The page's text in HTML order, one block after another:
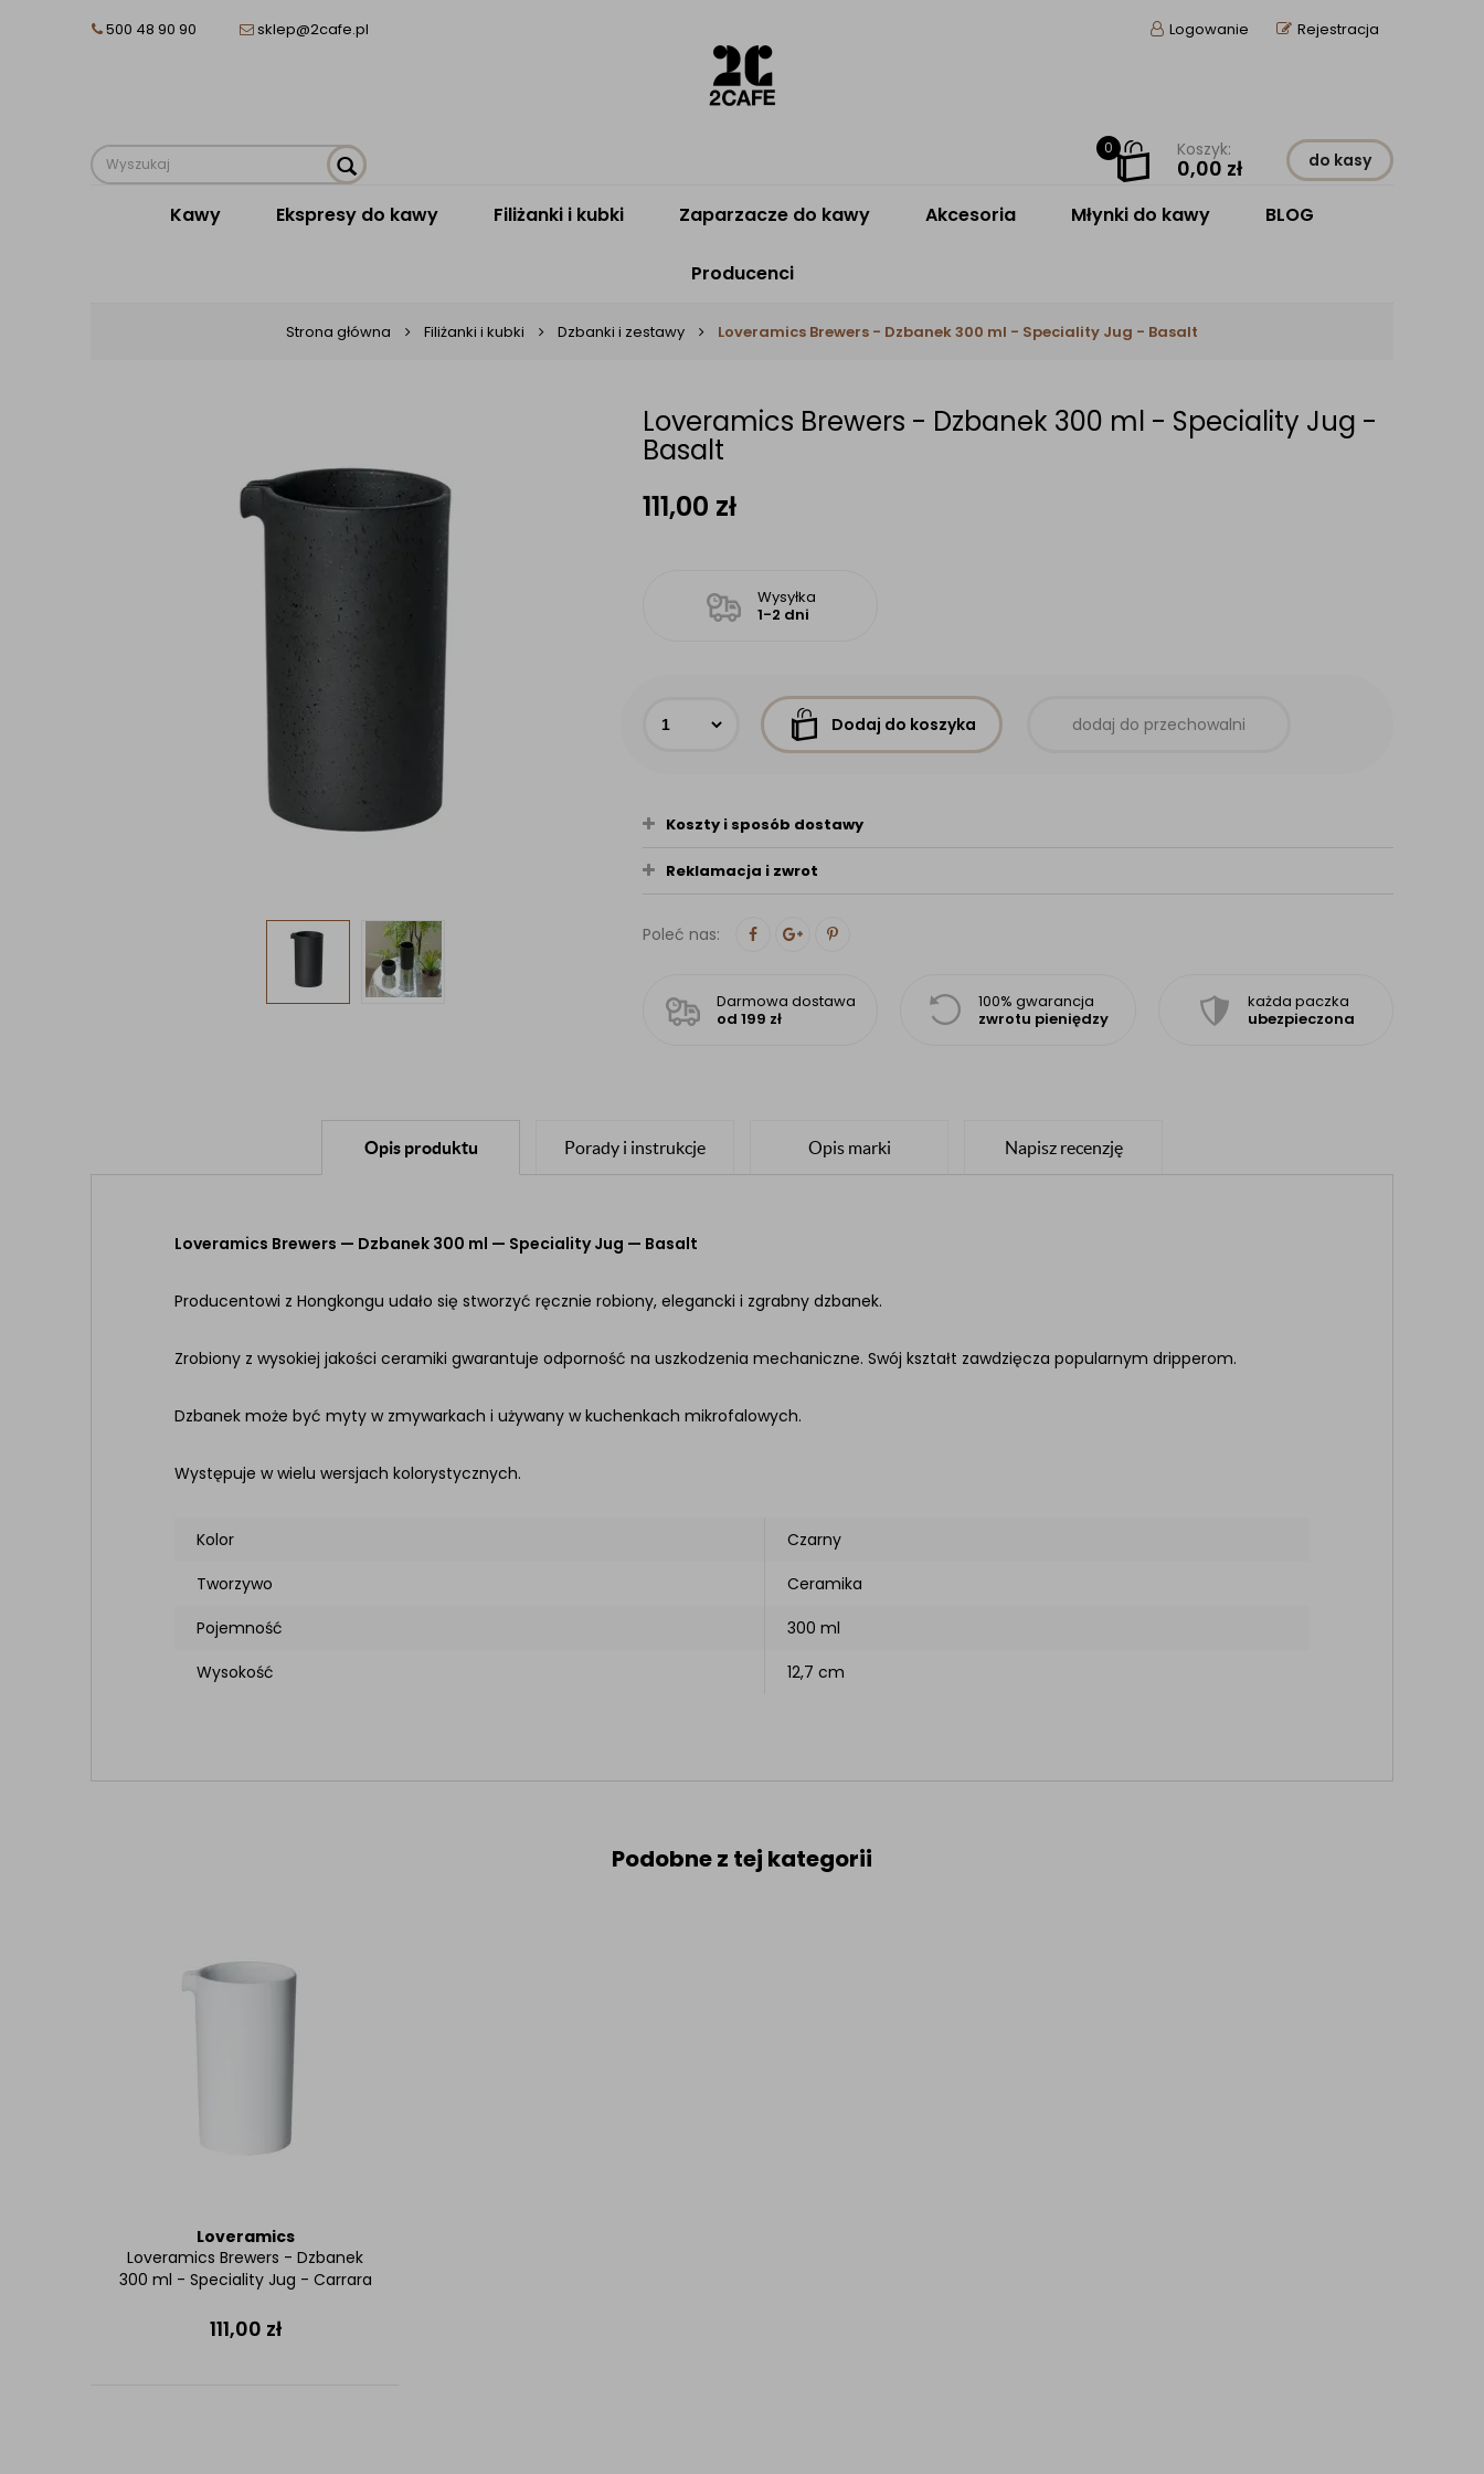
500 48 90 90 sklep@2cafe.pl Logowanie Rejestracja
0 Koszyk:
0,00 zł do kasy
Kawy Ekspresy do kawy Filiżanki i kubki Zaparzacze do kawy Akcesoria Młynki do kawy BLOG
Producenci
Strona główna Filiżanki i kubki Dzbanki i zestawy Loveramics Brewers - Dzbanek 300 ml - Speciality Jug - Basalt
Loveramics Brewers - Dzbanek 300 ml - Speciality Jug -
Basalt
111,00 zł
Wysyłka
1-2 dni
Dodaj do koszyka dodaj do przechowalni
Koszty i sposób dostawy
Reklamacja i zwrot
Poleć nas:
Darmowa dostawa
od 199 zł
100% gwarancja
zwrotu pieniędzy
każda paczka
ubezpieczona
Opis produktu Porady i instrukcje Opis marki Napisz recenzję
Loveramics Brewers — Dzbanek 300 ml — Speciality Jug — Basalt
Producentowi z Hongkongu udało się stworzyć ręcznie robiony, elegancki i zgrabny dzbanek.
Zrobiony z wysokiej jakości ceramiki gwarantuje odporność na uszkodzenia mechaniczne. Swój kształt zawdzięcza popularnym dripperom.
Dzbanek może być myty w zmywarkach i używany w kuchenkach mikrofalowych.
Występuje w wielu wersjach kolorystycznych.
Kolor
Czarny
Tworzywo
Ceramika
Pojemność
300 ml
Wysokość
12,7 cm
Podobne z tej kategorii
Loveramics
Loveramics Brewers - Dzbanek
300 ml - Speciality Jug - Carrara
111,00 zł